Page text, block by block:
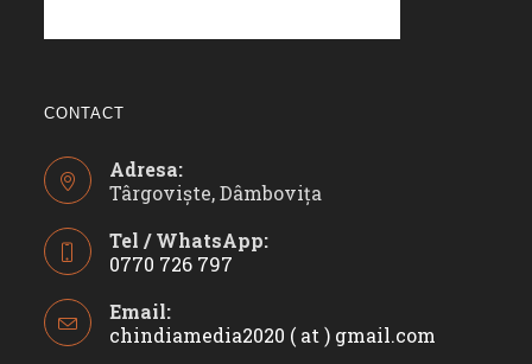
CONTACT
Adresa:
Târgoviște, Dâmbovița
Tel / WhatsApp:
0770 726 797
in
your
Email:
chindiamedia2020 ( at ) gmail.com